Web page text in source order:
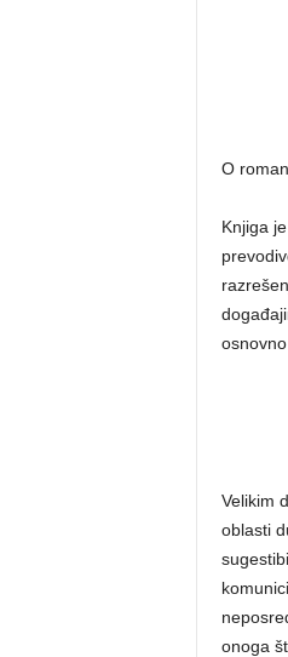
O
Knjiga
Velikim
oblasti
onoga